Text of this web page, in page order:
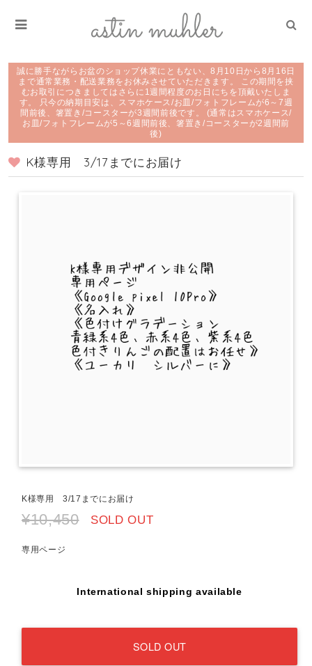
誠に勝手ながらお盆のショップ休業にともない、8月10日から8月16日
まで通常業務・配送業務をお休みさせていただきます。 この期間を挟
むお取引につきましてはさらに1週間程度のお日にちを頂戴いたしま
す。 只今の納期目安は、スマホケース/お皿/フォトフレームが6～7週
間前後、箸置き/コースターが3週間前後です。 (通常はスマホケース/
お皿/フォトフレームが5～6週間前後、箸置き/コースターが2週間前
後)
K様専用 3/17までにお届け
K様専用 3/17までにお届け
¥10,450 SOLD OUT
専用ページ
International shipping available
SOLD OUT